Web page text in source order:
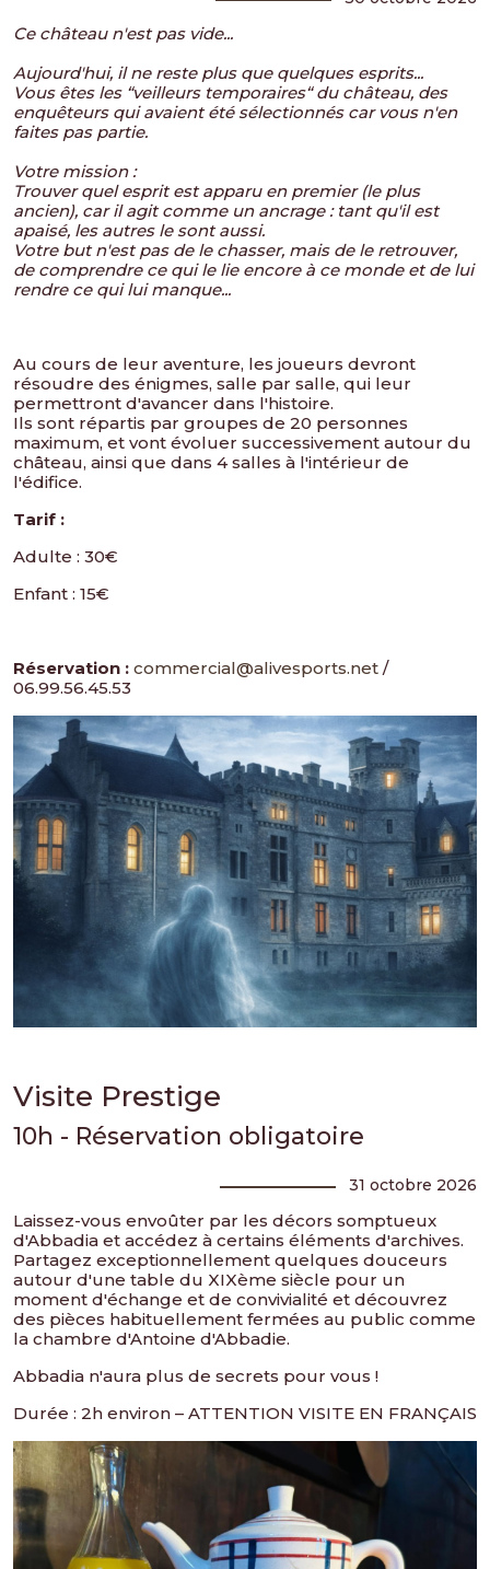
Ce château n'est pas vide...
Aujourd'hui, il ne reste plus que quelques esprits...
Vous êtes les “veilleurs temporaires“ du château, des
enquêteurs qui avaient été sélectionnés car vous n'en
faites pas partie.
Votre mission :
Trouver quel esprit est apparu en premier (le plus
ancien), car il agit comme un ancrage : tant qu'il est
apaisé, les autres le sont aussi.
Votre but n'est pas de le chasser, mais de le retrouver,
de comprendre ce qui le lie encore à ce monde et de lui
rendre ce qui lui manque...
Au cours de leur aventure, les joueurs devront
résoudre des énigmes, salle par salle, qui leur
permettront d'avancer dans l'histoire.
Ils sont répartis par groupes de 20 personnes
maximum, et vont évoluer successivement autour du
château, ainsi que dans 4 salles à l'intérieur de
l'édifice.
Tarif :
Adulte : 30€
Enfant : 15€
Réservation : commercial@alivesports.net /
06.99.56.45.53
Visite Prestige
31 octobre 2026
10h - Réservation obligatoire
Laissez-vous envoûter par les décors somptueux
d'Abbadia et accédez à certains éléments d'archives.
Partagez exceptionnellement quelques douceurs
autour d'une table du XIXème siècle pour un
moment d'échange et de convivialité et découvrez
des pièces habituellement fermées au public comme
la chambre d'Antoine d'Abbadie.
Abbadia n'aura plus de secrets pour vous !
Durée : 2h environ – ATTENTION VISITE EN FRANÇAIS